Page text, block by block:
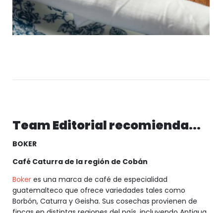
Team Editorial recomienda...
BOKER
Café Caturra de la región de Cobán
Boker es una marca de café de especialidad
guatemalteco que ofrece variedades tales como
Borbón, Caturra y Geisha. Sus cosechas provienen de